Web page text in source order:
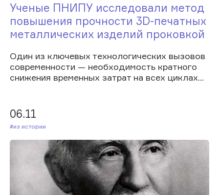
Ученые ПНИПУ исследовали метод
повышения прочности 3D-печатных
металлических изделий проковкой
Один из ключевых технологических вызовов
современности — необходимость кратного
снижения временных затрат на всех циклах...
06.11
#Из истории